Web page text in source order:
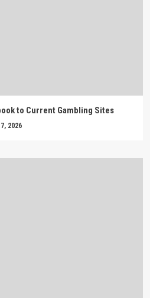
to Current Gambling Sites
2026